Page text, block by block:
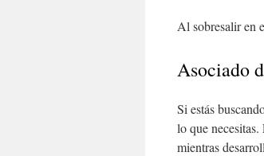
Al sobresalir en
Asociado
Si estás
lo que necesitas.
mientras